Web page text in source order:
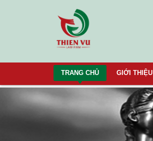
TRANG CHỦ GIỚI THIỆU